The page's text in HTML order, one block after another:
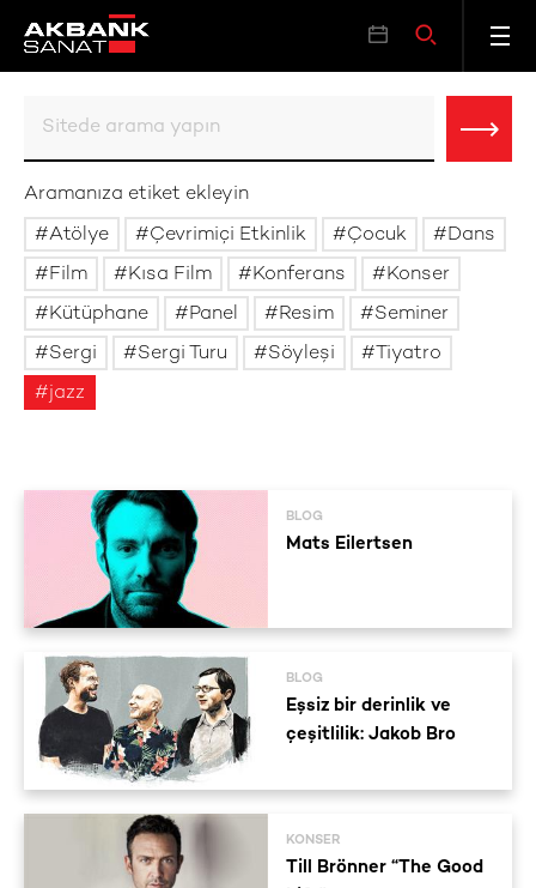
Aramanıza etiket ekleyin
Atölye
Çevrimiçi Etkinlik Çocuk
Dans
Film
Kısa Film Konferans
Konser
Kütüphane
Panel Resim
Seminer
Sergi
Sergi Turu Söyleşi
Tiyatro
jazz
BLOG
Mats Eilertsen
BLOG
Eşsiz bir derinlik ve
çeşitlilik: Jakob Bro
KONSER
Till Brönner “The Good